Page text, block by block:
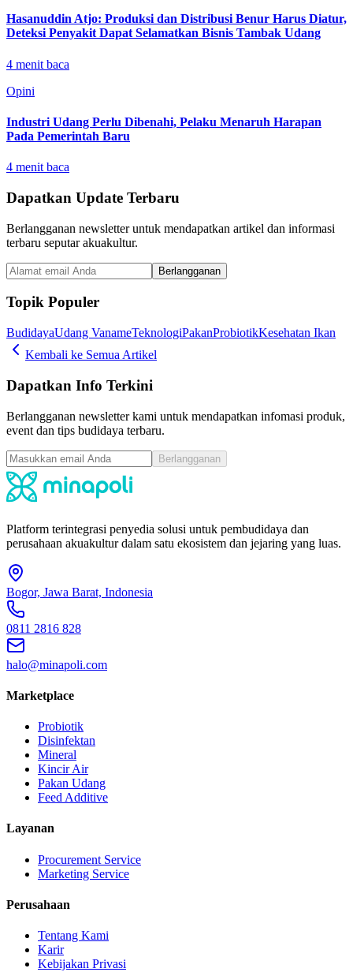
Hasanuddin Atjo: Produksi dan Distribusi Benur Harus Diatur,
Deteksi Penyakit Dapat Selamatkan Bisnis Tambak Udang
4 menit baca
Opini
Industri Udang Perlu Dibenahi, Pelaku Menaruh Harapan
Pada Pemerintah Baru
4 menit baca
Dapatkan Update Terbaru
Berlangganan newsletter untuk mendapatkan artikel dan informasi
terbaru seputar akuakultur.
Berlangganan
Topik Populer
BudidayaUdang VanameTeknologiPakanProbiotikKesehatan Ikan
Kembali ke Semua Artikel
Dapatkan Info Terkini
Berlangganan newsletter kami untuk mendapatkan infomasi produk,
event dan tips budidaya terbaru.
Berlangganan
Platform terintegrasi penyedia solusi untuk pembudidaya dan
perusahaan akuakultur dalam satu ekosistem dan jejaring yang luas.
Bogor, Jawa Barat, Indonesia
0811 2816 828
halo@minapoli.com
Marketplace
Probiotik
Disinfektan
Mineral
Kincir Air
Pakan Udang
Feed Additive
Layanan
Procurement Service
Marketing Service
Perusahaan
Tentang Kami
Karir
Kebijakan Privasi